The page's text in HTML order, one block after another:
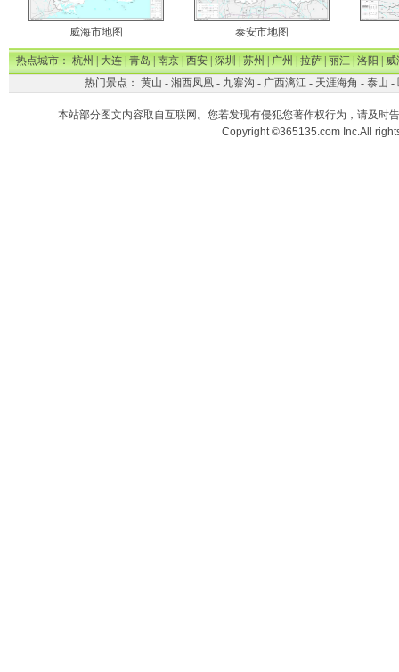
威海市地图 泰安市地图
热点城市：杭州|大连|青岛|南京|西安|深圳|苏州|广州|拉萨|丽江|洛阳|威
热门景点： 黄山 - 湘西凤凰- 九寨沟 - 广西漓江- 天涯海角 - 泰山 -
本站部分图文内容取自互联网。您若发现有侵犯您著作权行为，请及时
Copyright ©365135.com Inc.All